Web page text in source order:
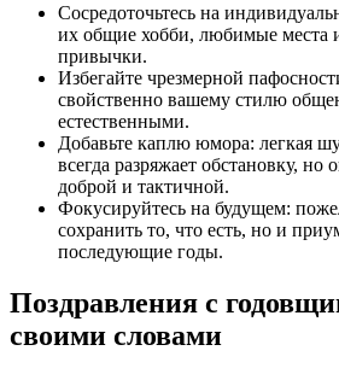
Сосредоточьтесь на
их общие хобби, любимые места
привычки.
Избегайте чрезмерной
свойственно вашему стилю
естественными.
Добавьте каплю юмора: легкая
всегда разряжает обстановку, но
доброй и тактичной.
Фокусируйтесь на будущем:
сохранить то, что есть, но и
последующие годы.
Поздравления с
своими словами